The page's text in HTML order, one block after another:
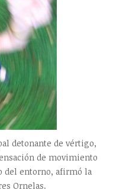
detonante de vértigo,
de movimiento
del entorno, afirmó la
Ornelas.